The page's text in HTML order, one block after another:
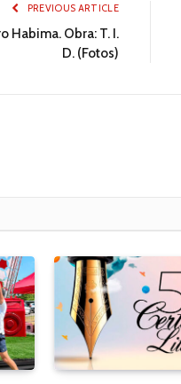
PREVIOUS ARTICLE
Habima. Obra: T. I.
D. (Fotos)